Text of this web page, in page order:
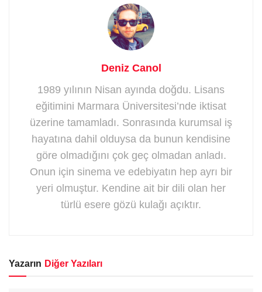
Deniz Canol
1989 yılının Nisan ayında doğdu. Lisans
eğitimini Marmara Üniversitesi’nde iktisat
üzerine tamamladı. Sonrasında kurumsal iş
hayatına dahil olduysa da bunun kendisine
göre olmadığını çok geç olmadan anladı.
Onun için sinema ve edebiyatın hep ayrı bir
yeri olmuştur. Kendine ait bir dili olan her
türlü esere gözü kulağı açıktır.
Yazarın Diğer Yazıları